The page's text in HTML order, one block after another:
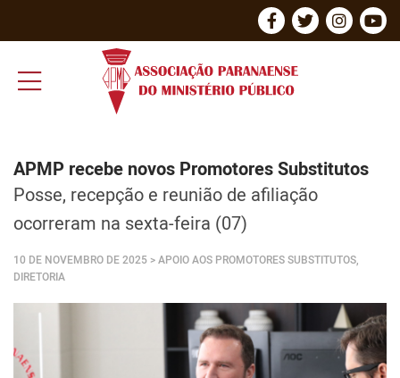
APMP recebe novos Promotores Substitutos
Posse, recepção e reunião de afiliação
ocorreram na sexta-feira (07)
10 DE NOVEMBRO DE 2025 > APOIO AOS PROMOTORES SUBSTITUTOS,
DIRETORIA